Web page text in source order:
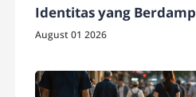
Identitas yang
August 01 2026